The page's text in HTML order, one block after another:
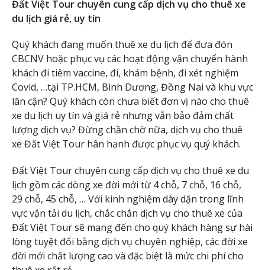
Đất Việt Tour chuyên cung cấp dịch vụ cho thuê xe
du lịch giá rẻ, uy tín
Quý khách đang muốn thuê xe du lịch để đưa đón
CBCNV hoặc phục vụ các hoạt động vận chuyển hành
khách đi tiêm vaccine, đi, khám bệnh, đi xét nghiệm
Covid, …tại TP.HCM, Bình Dương, Đồng Nai và khu vực
lân cận? Quý khách còn chưa biết đơn vị nào cho thuê
xe du lịch uy tín và giá rẻ nhưng vẫn bảo đảm chất
lượng dịch vụ? Đừng chần chờ nữa, dịch vụ cho thuê
xe Đất Việt Tour hân hạnh được phục vụ quý khách.
Đất Việt Tour chuyên cung cấp dịch vụ cho thuê xe du
lịch gồm các dòng xe đời mới từ 4 chỗ, 7 chỗ, 16 chỗ,
29 chỗ, 45 chỗ, … Với kinh nghiệm dày dặn trong lĩnh
vực vận tải du lịch, chắc chắn dịch vụ cho thuê xe của
Đất Việt Tour sẽ mang đến cho quý khách hàng sự hài
lòng tuyệt đối bằng dịch vụ chuyên nghiệp, các đời xe
đời mới chất lượng cao và đặc biệt là mức chi phí cho